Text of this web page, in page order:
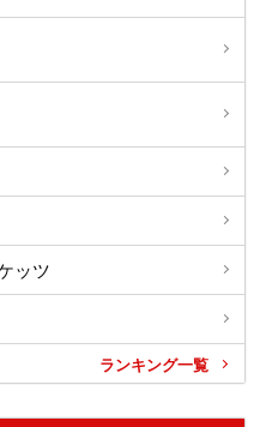
ッツ
ランキング一覧